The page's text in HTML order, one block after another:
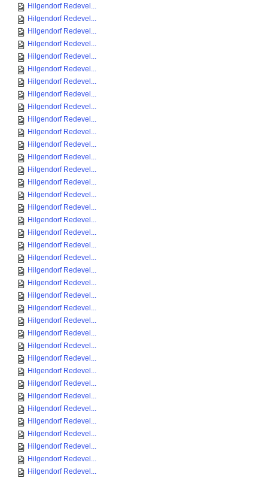
Hilgendorf Redevel...
Hilgendorf Redevel...
Hilgendorf Redevel...
Hilgendorf Redevel...
Hilgendorf Redevel...
Hilgendorf Redevel...
Hilgendorf Redevel...
Hilgendorf Redevel...
Hilgendorf Redevel...
Hilgendorf Redevel...
Hilgendorf Redevel...
Hilgendorf Redevel...
Hilgendorf Redevel...
Hilgendorf Redevel...
Hilgendorf Redevel...
Hilgendorf Redevel...
Hilgendorf Redevel...
Hilgendorf Redevel...
Hilgendorf Redevel...
Hilgendorf Redevel...
Hilgendorf Redevel...
Hilgendorf Redevel...
Hilgendorf Redevel...
Hilgendorf Redevel...
Hilgendorf Redevel...
Hilgendorf Redevel...
Hilgendorf Redevel...
Hilgendorf Redevel...
Hilgendorf Redevel...
Hilgendorf Redevel...
Hilgendorf Redevel...
Hilgendorf Redevel...
Hilgendorf Redevel...
Hilgendorf Redevel...
Hilgendorf Redevel...
Hilgendorf Redevel...
Hilgendorf Redevel...
Hilgendorf Redevel...